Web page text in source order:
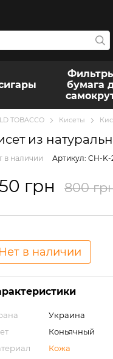
бумага
TOBACCO Кисеты
из
в наличии Артикул: CH-K-
грн 800
Нет в наличии
Украина
Коньячный
Кожа